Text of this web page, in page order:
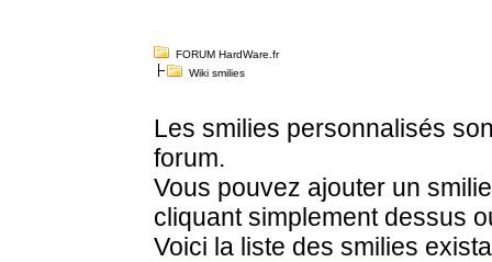
FORUM HardWare.fr
Wiki smilies
Les smilies personnalisés
forum.
Vous pouvez ajouter un
cliquant simplement dessus
Voici la liste des smilies